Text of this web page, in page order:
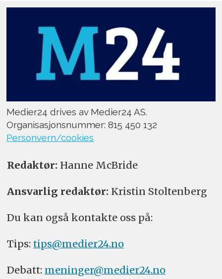
Medier24 drives av Medier24 AS.
Organisasjonsnummer: 815 450 132
Personvern/cookies
Redaktør: Hanne McBride
Ansvarlig redaktør: Kristin Stoltenberg
Du kan også kontakte oss på:
Tips: tips@medier24.no
Debatt: meninger@medier24.no